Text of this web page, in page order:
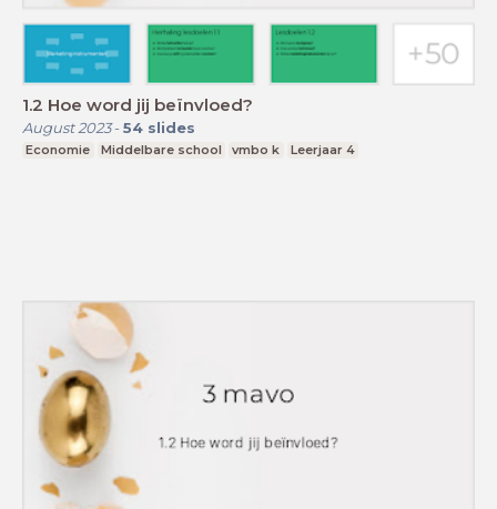
1.2 Hoe word jij beïnvloed?
August 2023- 54 slides
Economie Middelbare school vmbo k Leerjaar 4